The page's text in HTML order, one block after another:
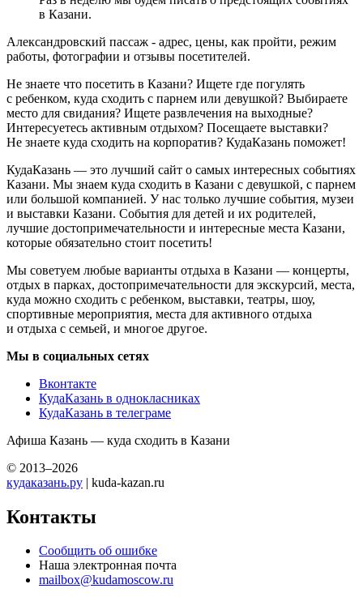
в Казани.
Александровский пассаж - адрес, цены, как пройти, режим
работы, фотографии и отзывы посетителей.
Не знаете что посетить в Казани? Ищете где погулять
с ребенком, куда сходить с парнем или девушкой? Выбираете
место для свидания? Ищете развлечения на выходные?
Интересуетесь активным отдыхом? Посещаете выставки?
Не знаете куда сходить на корпоратив? КудаКазань поможет!
КудаКазань — это лучший сайт о самых интересных событиях
Казани. Мы знаем куда сходить в Казани с девушкой, с парнем
или большой компанией. У нас только лучшие события, музеи
и выставки Казани. События для детей и их родителей,
лучшие достопримечательности и интересные места Казани,
которые обязательно стоит посетить!
Мы советуем любые варианты отдыха в Казани — концерты,
отдых в парках, достопримечательности для экскурсий, места,
куда можно сходить с ребенком, выставки, театры, шоу,
спортивные мероприятия, места для активного отдыха
и отдыха с семьей, и многое другое.
Мы в социальных сетях
Вконтакте
КудаКазань в однокласниках
КудаКазань в телеграме
Афиша Казань — куда сходить в Казани
© 2013–2026
кудаказань.ру | kuda-kazan.ru
Контакты
Сообщить об ошибке
Наша электронная почта
mailbox@kudamoscow.ru